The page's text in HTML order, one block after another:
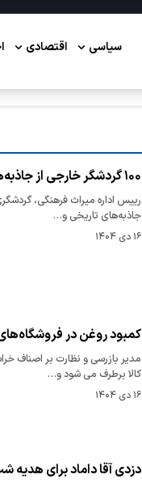
سیاسی اقتصادی
۱۰۰ گردشگر خارجی از جاذبه‌های تاریخی خواف بازدید کردند
رییس اداره میراث فرهنگی،
جاذبه‌های تاریخی و…
۱۶ دی ۱۴۰۴
کمبود روغن در
مدیر بازرسی و نظارت بر اصناف
کالا برطرف می شود و…
۱۶ دی ۱۴۰۴
دزدی آقا داماد برای هدیه